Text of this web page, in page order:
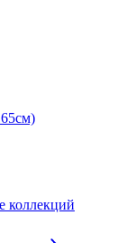
коллекций